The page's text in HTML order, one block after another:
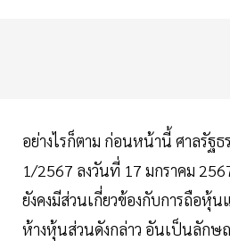
อย่างไรก็ตาม ก่อนหน้านี้ ศาลรัฐ
1/2567 ลงวันที่ 17 มกราคม
ยังคงมีส่วนเกี่ยวข้องกับการถือหุ้น
ห้างหุ้นส่วนดังกล่าว อันเป็นลักษ